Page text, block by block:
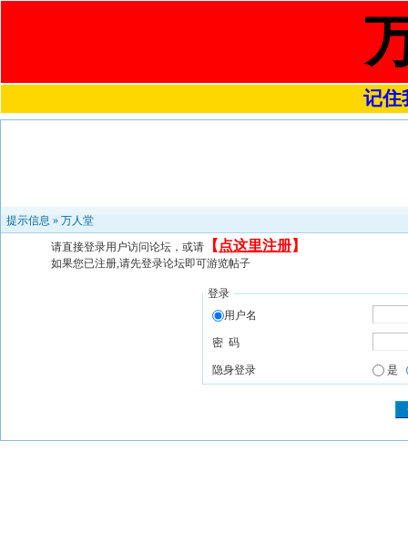
记住
提示信息 » 万人堂
请直接登录用户访问论坛，或请 【 点这里注册】
如果您已注册,请先登录论坛即可游览帖子
登录
用户名
密 码
隐身登录 是